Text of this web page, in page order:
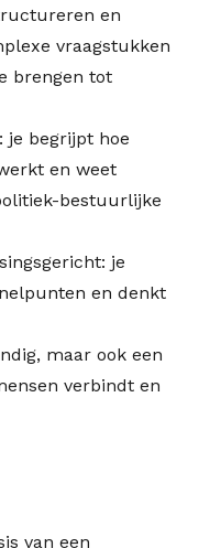
en
vraagstukken
brengen tot
je begrijpt hoe
en weet
bestuurlijke
je
en denkt
maar ook een
verbindt en
van een